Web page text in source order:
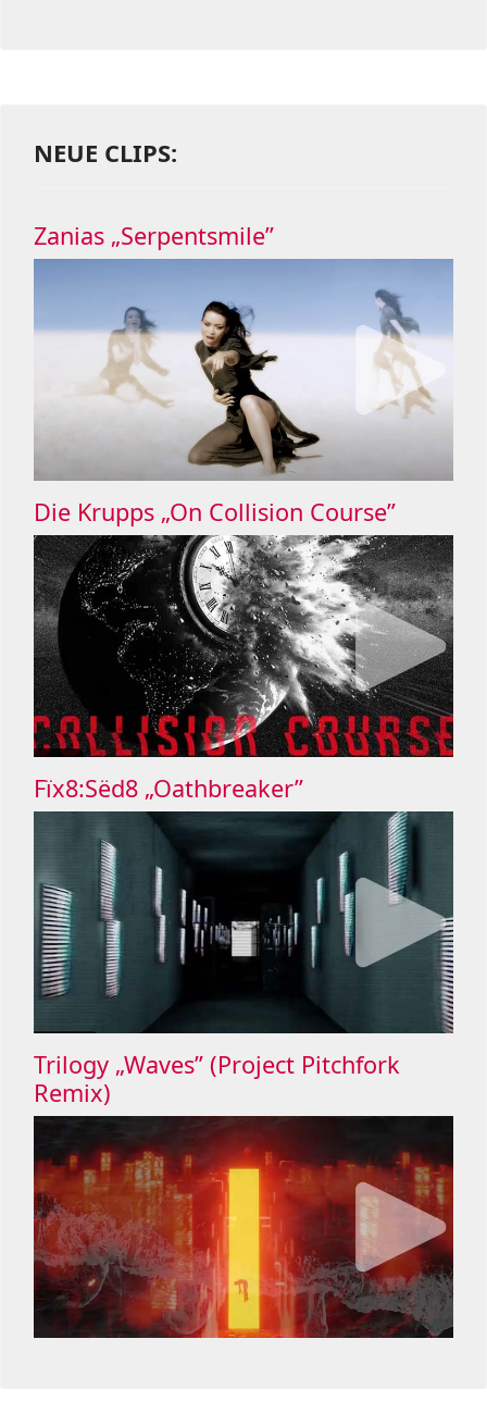
NEUE CLIPS:
Zanias „Serpentsmile”
Die Krupps „On Collision Course”
Fïx8:Sëd8 „Oathbreaker”
Trilogy „Waves” (Project Pitchfork
Remix)